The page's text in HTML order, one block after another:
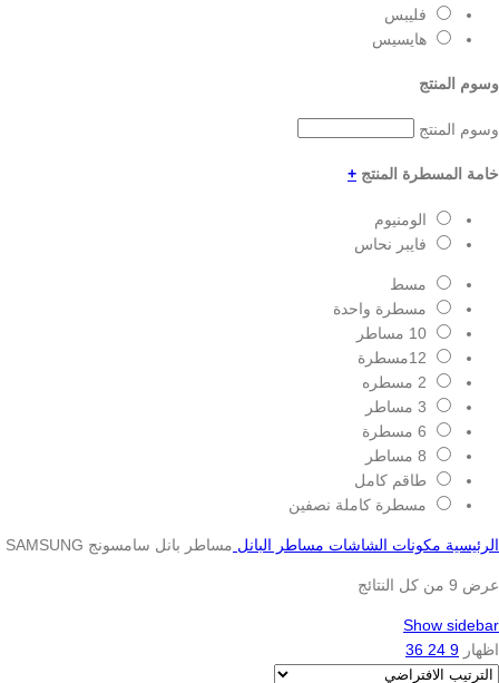
فليبس
هايسيس
وسوم المنتج
وسوم المنتج
خامة المسطرة المنتج +
الومنيوم
فايبر نحاس
مسط
مسطرة واحدة
10 مساطر
12مسطرة
2 مسطره
3 مساطر
6 مسطرة
8 مساطر
طاقم كامل
مسطرة كاملة نصفين
الرئيسية مكونات الشاشات مساطر البانل مساطر بانل سامسونج SAMSUNG
عرض ⁦9⁩ من كل النتائج
Show sidebar
اظهار 9
24
36